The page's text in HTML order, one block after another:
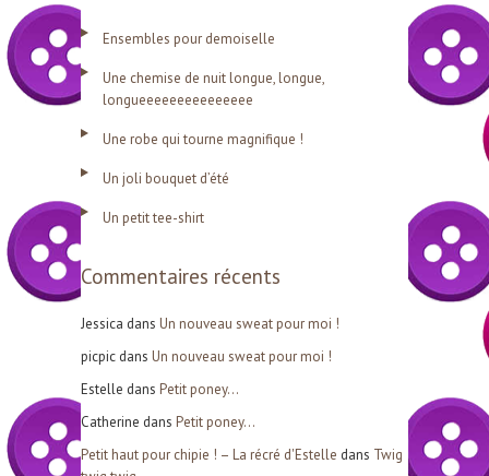
h
e
e
r
Ensembles pour demoiselle
Une chemise de nuit longue, longue,
longueeeeeeeeeeeeeee
Une robe qui tourne magnifique !
Un joli bouquet d’été
Un petit tee-shirt
Commentaires récents
Jessica dans Un nouveau sweat pour moi !
picpic dans Un nouveau sweat pour moi !
Estelle dans Petit poney…
Catherine dans Petit poney…
Petit haut pour chipie ! – La récré d'Estelle dans Twig